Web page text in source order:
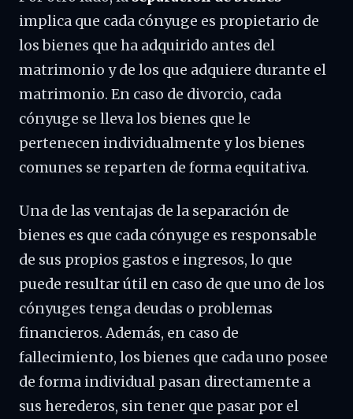
implica que cada cónyuge es propietario de
los bienes que ha adquirido antes del
matrimonio y de los que adquiere durante el
matrimonio. En caso de divorcio, cada
cónyuge se lleva los bienes que le
pertenecen individualmente y los bienes
comunes se reparten de forma equitativa.
Una de las ventajas de la separación de
bienes es que cada cónyuge es responsable
de sus propios gastos e ingresos, lo que
puede resultar útil en caso de que uno de los
cónyuges tenga deudas o problemas
financieros. Además, en caso de
fallecimiento, los bienes que cada uno posee
de forma individual pasan directamente a
sus herederos, sin tener que pasar por el